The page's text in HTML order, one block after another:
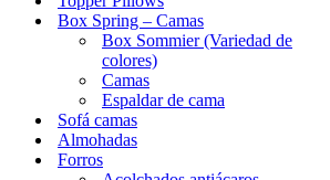
Box Spring – Camas
Box Sommier (Variedad de
colores)
Camas
Espaldar de cama
Sofá camas
Almohadas
Forros